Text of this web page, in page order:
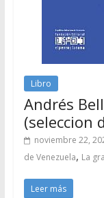
Libro
Andrés
(seleccion
noviembre 22,
de Venezuela, La
Leer más